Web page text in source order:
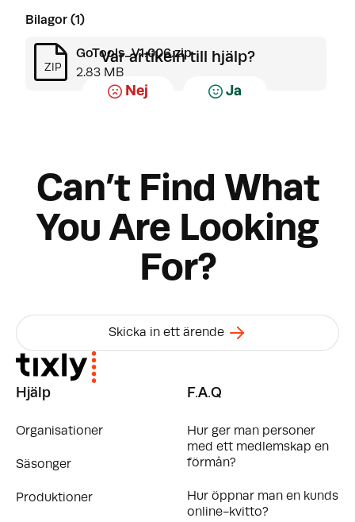
Bilagor (1)
ZIP
GoTools_V1.006.zip
2.83 MB
Var artikeln till hjälp?
Nej Ja
Can’t Find What
You Are Looking
For?
Skicka in ett ärende
Hjälp
Organisationer
Säsonger
Produktioner
F.A.Q
Hur ger man personer
med ett medlemskap en
förmån?
Hur öppnar man en kunds
online-kvitto?